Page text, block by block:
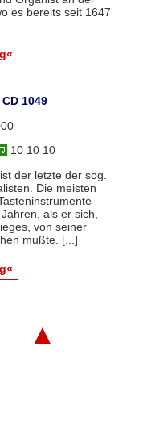
es bereits seit 1647
1049
10 10 10
der letzte der sog.
Die meisten
als er sich,
von seiner
mußte. [...]
▲